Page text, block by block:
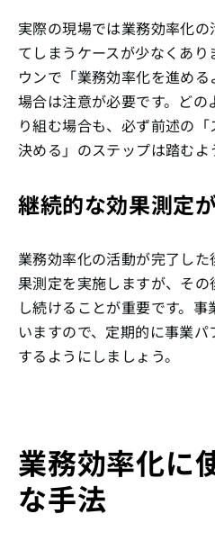
実際の現場では業務効率化
てしまうケースが少なくあ
ウンで「業務効率化を進め
場合は注意が必要です。ど
り組む場合も、必ず前述の
決める」のステップは踏むよ
継続的な効果測定
業務効率化の活動が完了し
果測定を実施しますが、そ
し続けることが重要です。
いますので、定期的に事業
するようにしましょう。
業務効率化に
な手法